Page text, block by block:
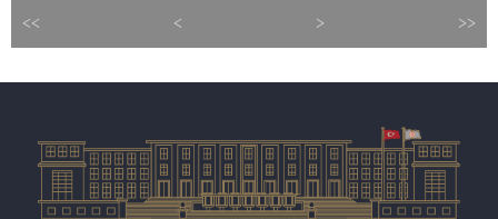
<< < > >>